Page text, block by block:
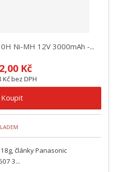
Ni-MH 12V 3000mAh -...
Kč
bez DPH
Koupit
články Panasonic
3...